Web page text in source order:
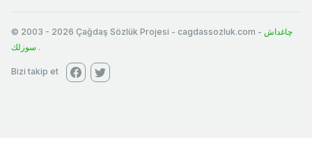
© 2003 - 2026 Çağdaş Sözlük Projesi - cagdassozluk.com - چاغداش
سوزلك .
Bizi takip et